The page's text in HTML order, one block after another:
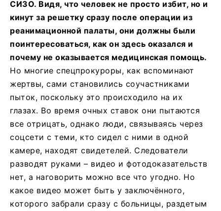
СИЗО. Видя, что человек не просто избит, но и
кинут за решетку сразу после операции из
реанимационной палаты, они должны были
поинтересоваться, как он здесь оказался и
почему не оказывается медицинская помощь.
Но многие спецпрокуроры, как вспоминают
жертвы, сами становились соучастниками
пыток, поскольку это происходило на их
глазах. Во время очных ставок они пытаются
все отрицать, однако люди, связываясь через
соцсети с теми, кто сидел с ними в одной
камере, находят свидетелей. Следователи
разводят руками – видео и фотодоказательств
нет, а наговорить можно все что угодно. Но
какое видео может быть у заключённого,
которого забрали сразу с больницы, раздетым